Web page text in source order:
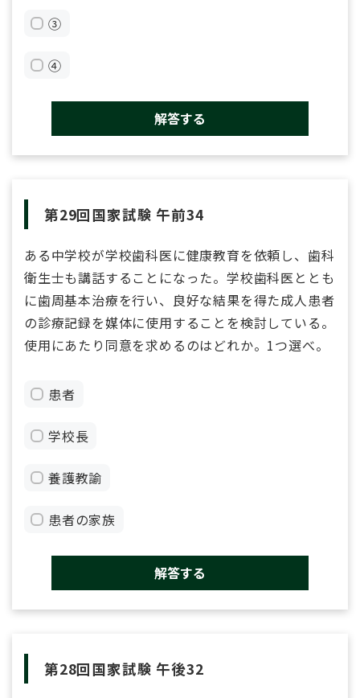
③
④
解答する
第29回国家試験 午前34
ある中学校が学校歯科医に健康教育を依頼し、歯科
衛生士も講話することになった。学校歯科医ととも
に歯周基本治療を行い、良好な結果を得た成人患者
の診療記録を媒体に使用することを検討している。
使用にあたり同意を求めるのはどれか。1つ選べ。
患者
学校長
養護教諭
患者の家族
解答する
第28回国家試験 午後32